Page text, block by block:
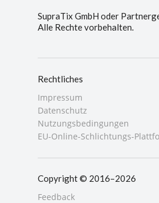
SupraTix GmbH oder
Alle Rechte vorbehalten.
Rechtliches
Impressum
Datenschutz
Nutzungsbedingungen
EU-Online-Schlichtungs-
Copyright © 2016–2026
Feedback